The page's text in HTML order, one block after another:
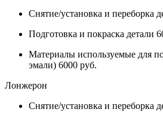
Снятие/установка и переборка
Подготовка и покраска детали
Материалы используемые для
эмали) 6000 руб.
Лонжерон
Снятие/установка и переборка